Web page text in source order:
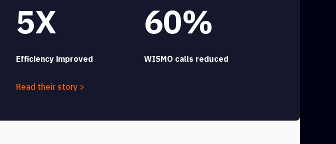
5X
Efficiency improved
60%
WISMO calls reduced
Read their story >